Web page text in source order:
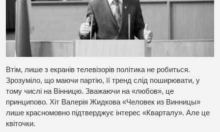
Втім, лише з екранів телевізорів політика не робиться.
Зрозуміло, що маючи партію, її тренд слід поширювати, у
тому числі на Вінницю. Зважаючи на «любов», це
принципово. Хіт Валерія Жидкова «Человек из Винницы»
лише красномовно підтверджує інтерес «Кварталу». Але це
квіточки.